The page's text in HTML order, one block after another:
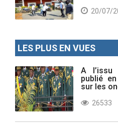
20/07/
LES PLUS EN VUES
A l’issu
publié
sur les
26533